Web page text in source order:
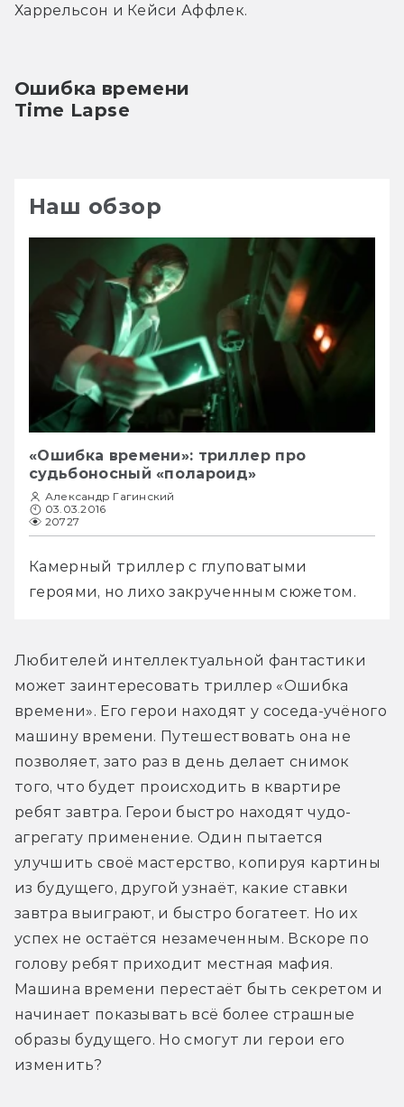
Харрельсон и Кейси Аффлек.
Ошибка времени
Time Lapse
Наш обзор
«Ошибка времени»: триллер про
судьбоносный «полароид»
Александр Гагинский
03.03.2016
20727
Камерный триллер с глуповатыми
героями, но лихо закрученным сюжетом.
Любителей интеллектуальной фантастики
может заинтересовать триллер «Ошибка
времени». Его герои находят у соседа-учёного
машину времени. Путешествовать она не
позволяет, зато раз в день делает снимок
того, что будет происходить в квартире
ребят завтра. Герои быстро находят чудо-
агрегату применение. Один пытается
улучшить своё мастерство, копируя картины
из будущего, другой узнаёт, какие ставки
завтра выиграют, и быстро богатеет. Но их
успех не остаётся незамеченным. Вскоре по
голову ребят приходит местная мафия.
Машина времени перестаёт быть секретом и
начинает показывать всё более страшные
образы будущего. Но смогут ли герои его
изменить?